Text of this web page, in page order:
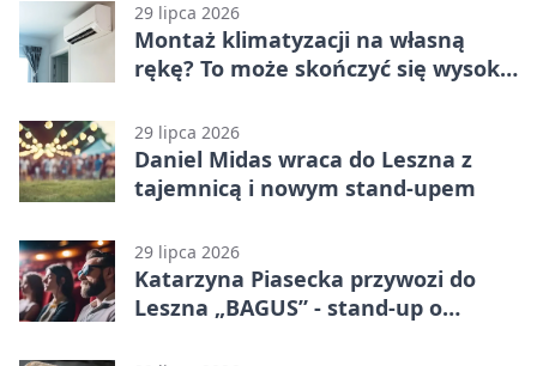
29 lipca 2026
Montaż klimatyzacji na własną
rękę? To może skończyć się wysoką
29 lipca 2026
Daniel Midas wraca do Leszna z
tajemnicą i nowym stand-upem
29 lipca 2026
Katarzyna Piasecka przywozi do
Leszna „BAGUS” - stand-up o